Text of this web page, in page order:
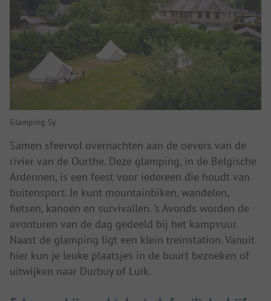
Glamping Sy
Samen sfeervol overnachten aan de oevers van de
rivier van de Ourthe. Deze glamping, in de Belgische
Ardennen, is een feest voor iedereen die houdt van
buitensport. Je kunt mountainbiken, wandelen,
fietsen, kanoën en survivallen. ’s Avonds worden de
avonturen van de dag gedeeld bij het kampvuur.
Naast de glamping ligt een klein treinstation. Vanuit
hier kun je leuke plaatsjes in de buurt bezoeken of
uitwijken naar Durbuy of Luik.